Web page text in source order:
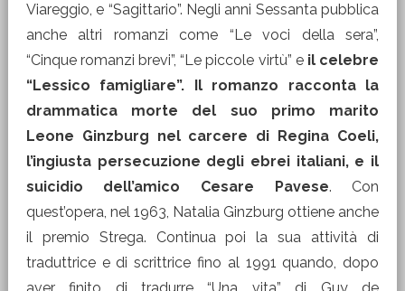
Viareggio, e “Sagittario”. Negli anni Sessanta pubblica
anche altri romanzi come “Le voci della sera”,
“Cinque romanzi brevi”, “Le piccole virtù” e il celebre
“Lessico famigliare”. Il romanzo racconta la
drammatica morte del suo primo marito
Leone Ginzburg nel carcere di Regina Coeli,
l’ingiusta persecuzione degli ebrei italiani, e il
suicidio dell’amico Cesare Pavese. Con
quest’opera, nel 1963, Natalia Ginzburg ottiene anche
il premio Strega. Continua poi la sua attività di
traduttrice e di scrittrice fino al 1991 quando, dopo